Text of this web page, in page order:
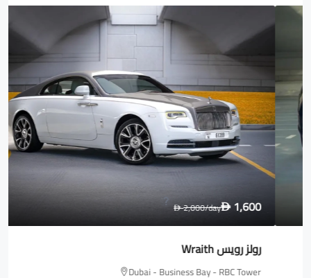
D1,600
D2,000/day
رولز رويس Wraith
Dubai - Business Bay - RBC Tower